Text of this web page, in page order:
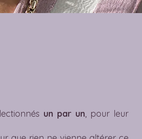
un par un, pour leur